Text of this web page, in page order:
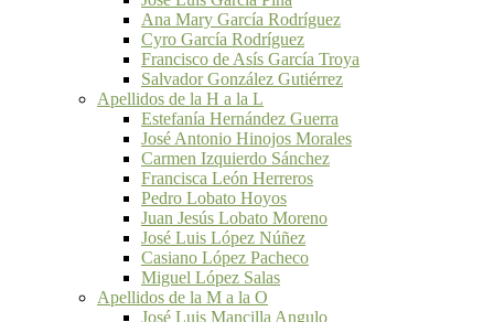
Ana Mary García Rodríguez
Cyro García Rodríguez
Francisco de Asís García Troya
Salvador González Gutiérrez
Apellidos de la H a la L
Estefanía Hernández Guerra
José Antonio Hinojos Morales
Carmen Izquierdo Sánchez
Francisca León Herreros
Pedro Lobato Hoyos
Juan Jesús Lobato Moreno
José Luis López Núñez
Casiano López Pacheco
Miguel López Salas
Apellidos de la M a la O
José Luis Mancilla Angulo